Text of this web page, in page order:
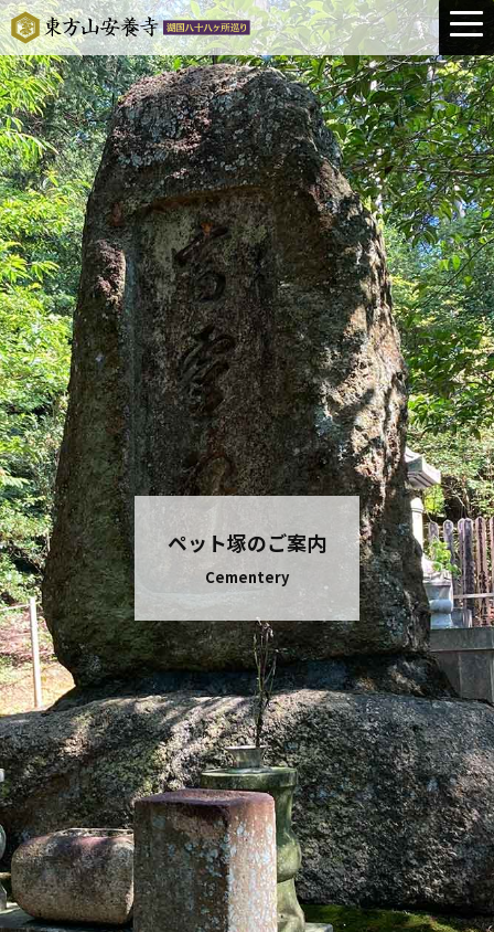
ペット塚のご案内
Cementery